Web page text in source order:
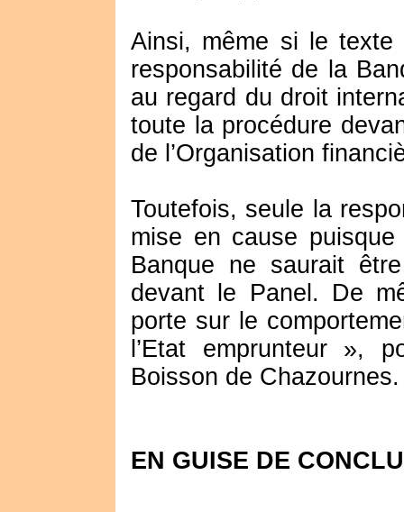
Ainsi, même si le texte
responsabilité de la
au regard du droit
toute la procédure
de l’Organisation
Toutefois, seule la
mise en cause
Banque ne saurait
devant le Panel. De
porte sur le
l’Etat emprunteur »,
Boisson de Chazournes.
EN GUISE DE